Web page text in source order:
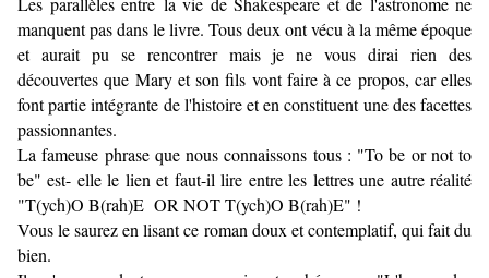
manquent pas dans le livre. Tous deux ont vécu à la même époque
et aurait pu se rencontrer mais je ne vous dirai rien des
découvertes que Mary et son fils vont faire à ce propos, car elles
font partie intégrante de l'histoire et en constituent une des facettes
passionnantes.
La fameuse phrase que nous connaissons tous : "To be or not to
be" est- elle le lien et faut-il lire entre les lettres une autre réalité
"T(ych)O B(rah)E OR NOT T(ych)O B(rah)E" !
Vous le saurez en lisant ce roman doux et contemplatif, qui fait du
bien.